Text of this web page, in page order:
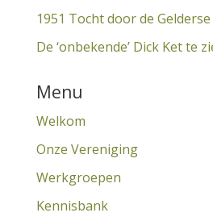
1951 Tocht door de
De ‘onbekende’ Dick Ket te
Menu
Welkom
Onze Vereniging
Werkgroepen
Kennisbank